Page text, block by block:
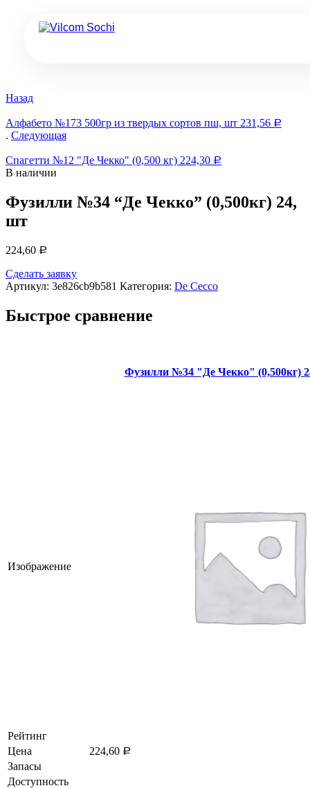
Назад
Алфабето №173 500гр из твердых сортов пш, шт 231,56 Р
. Следующая
Спагетти №12 "Де Чекко" (0,500 кг) 224,30 Р
В наличии
Фузилли №34 “Де Чекко” (0,500кг) 24,
шт
224,60 Р
Сделать заявку
Артикул: 3e826cb9b581 Категория: De Cecco
Быстрое сравнение
Фузилли №34 "Де Чекко" (0,500кг)
Изображение
Рейтинг
Цена
224,60 Р
Запасы
Доступность